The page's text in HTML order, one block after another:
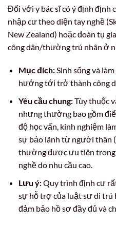
Đối với y bác sĩ có ý định định
nhập cư theo diện tay nghề
New Zealand) hoặc đoàn tụ
công dân/thường trú nhân ở
Mục đích:Sinh sống và
hướng tới trở thành công
Yêu cầu chung:Tùy thuộc
nhưng thường bao gồm
độ học vấn, kinh nghiệm
sự bảo lãnh từ người thân
thường được ưu tiên
nghề do nhu cầu cao.
Lưu ý:Quy trình định cư
sự hỗ trợ của luật sư di trú
đảm bảo hồ sơ đầy đủ và